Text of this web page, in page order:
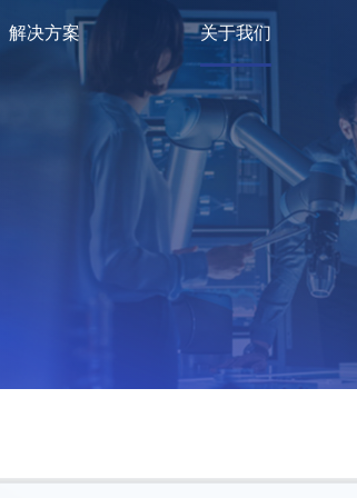
解决方案 关于我们